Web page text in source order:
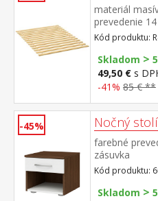
materiál
prevedenie
tkalúnom
Kód produktu:
Skladom >
49,50 € s
-41% 85 € **
-45% Nočný
farebné
zásuvka
Kód produktu:
Skladom >